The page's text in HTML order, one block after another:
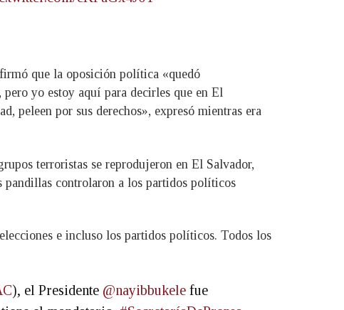
que la oposición política «quedó
yo estoy aquí para decirles que en El
peleen por sus derechos», expresó mientras era
terroristas se reprodujeron en El Salvador,
controlaron a los partidos políticos
e incluso los partidos políticos. Todos los
), el Presidente @nayibbukele fue